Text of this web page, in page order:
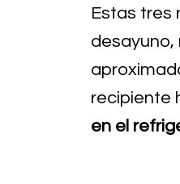
Estas tres
recipiente
en el